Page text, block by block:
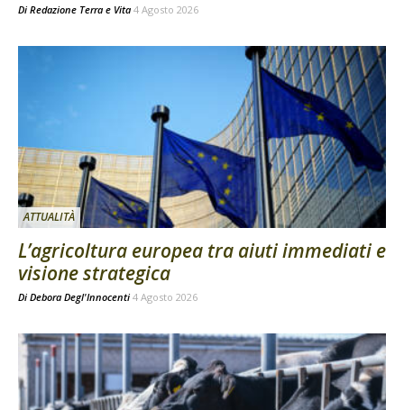
Di Redazione Terra e Vita 4 Agosto 2026
ATTUALITÀ
L’agricoltura europea tra aiuti immediati e
visione strategica
Di Debora Degl'Innocenti 4 Agosto 2026